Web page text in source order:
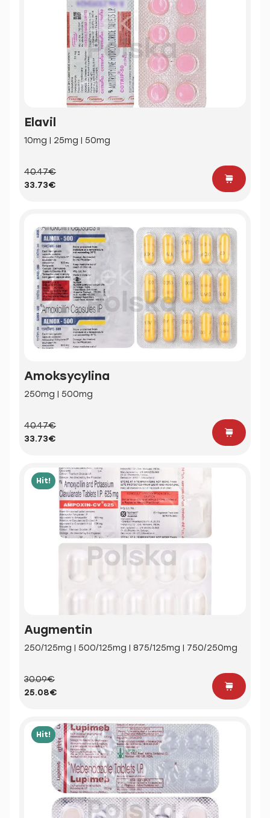
Elavil
10mg | 25mg | 50mg
40.47€
33.73€
Amoksycylina
250mg | 500mg
40.47€
33.73€
Hit!
Augmentin
250/125mg | 500/125mg | 875/125mg | 750/250mg
30.09€
25.08€
Hit!